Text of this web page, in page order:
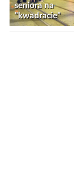
seniora na
"kwadracie"